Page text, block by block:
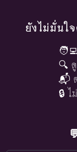
ยังไม่มั่นใ
🔍
📬
🔒